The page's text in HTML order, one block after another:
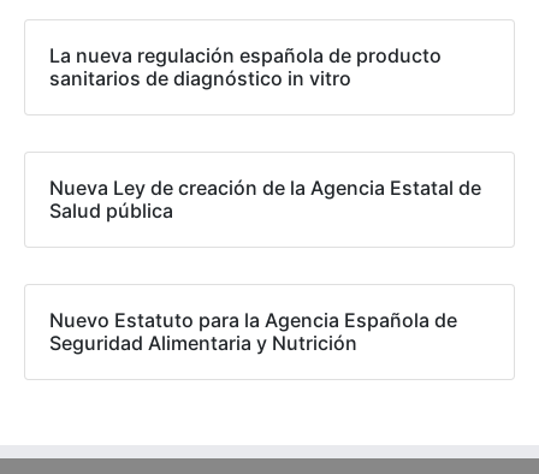
La nueva regulación española de producto
sanitarios de diagnóstico in vitro
Nueva Ley de creación de la Agencia Estatal de
Salud pública
Nuevo Estatuto para la Agencia Española de
Seguridad Alimentaria y Nutrición